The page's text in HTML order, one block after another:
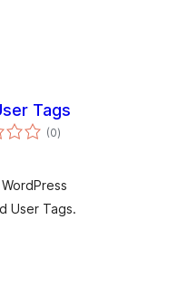
Tags
(0एकूण
मूल्यांकन
)
User Tags.